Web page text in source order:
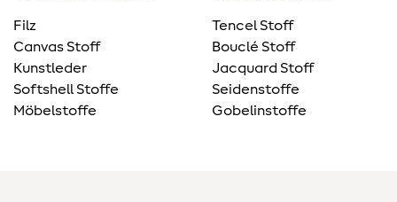
Filz
Canvas Stoff
Kunstleder
Softshell Stoffe
Möbelstoffe
Tencel Stoff
Bouclé Stoff
Jacquard Stoff
Seidenstoffe
Gobelinstoffe